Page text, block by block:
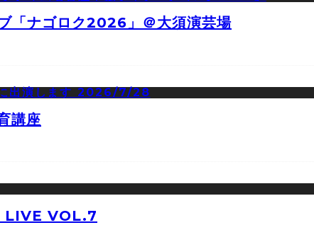
「ナゴロク2026」＠大須演芸場
講座
LIVE VOL.7